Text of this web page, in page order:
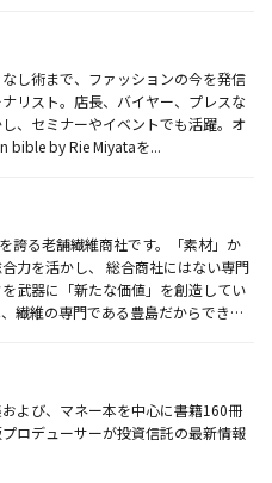
し術まで、ファッションの今を発信
リスト。店長、バイヤー、プレスな
、セミナーやイベントでも活躍。オ
bible by Rie Miyataを...
誇る老舗繊維商社です。「素材」か
力を活かし、 総合商社にはない専門
武器に「新たな価値」を創造してい
繊維の専門である豊島だからでき
および、マネー本を中心に書籍160冊
ロデューサーが投資信託の最新情報